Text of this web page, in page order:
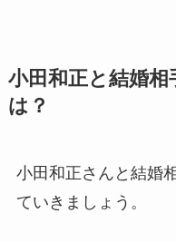
申
竹
小田和正と結婚
は？
小田和正さんと結婚
ていきましょう。